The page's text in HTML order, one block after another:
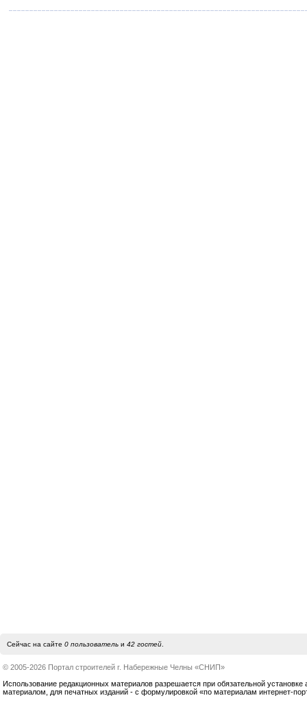
Сейчас на сайте 0 пользовательи 42 гостей.
© 2005-2026 Портал строителей г. Набережные Челны «СНИП»
Использование редакционных материалов разрешается при обязательной установке
материалом, для печатных изданий - с формулировкой «по материалам интернет-